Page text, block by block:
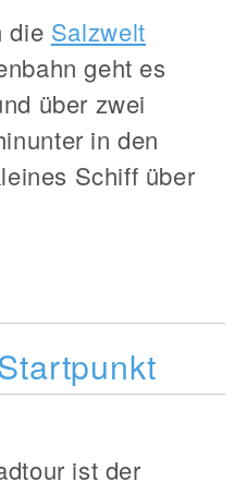
die Salzwelt
geht es
über zwei
in den
Schiff über
ist der